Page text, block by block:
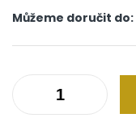
cena:
Můžeme doručit do: